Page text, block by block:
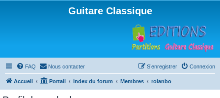
Guitare Classique
FAQ Nous contacter Connexion
S’enregistrer
Accueil Portail Index du forum Membres rolanbo